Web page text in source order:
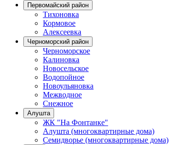
Первомайский район
Тихоновка
Кормовое
Алексеевка
Черноморский район
Черноморское
Калиновка
Новосельское
Водопойное
Новоульяновка
Межводное
Снежное
Алушта
ЖК "На Фонтанке"
Алушта (многоквартирные дома)
Семидворье (многоквартирные дома)